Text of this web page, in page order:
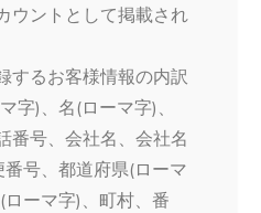
ウントとして掲載され
するお客様情報の内訳
字)、名(ローマ字)、
番号、会社名、会社名
号、都道府県(ローマ
ーマ字)、町村、番